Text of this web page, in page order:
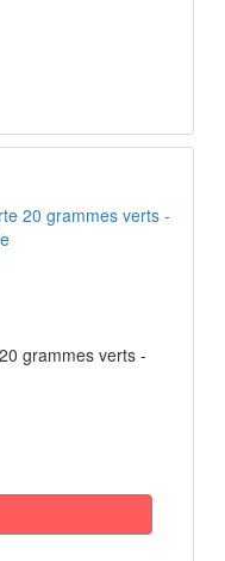
grammes verts -